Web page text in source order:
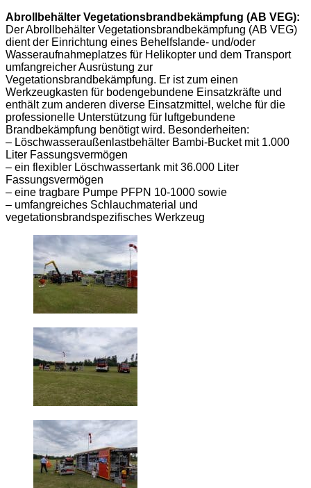
Abrollbehälter Vegetationsbrandbekämpfung (AB VEG):
Der Abrollbehälter Vegetationsbrandbekämpfung (AB VEG)
dient der Einrichtung eines Behelfslande- und/oder
Wasseraufnahmeplatzes für Helikopter und dem Transport
umfangreicher Ausrüstung zur
Vegetationsbrandbekämpfung. Er ist zum einen
Werkzeugkasten für bodengebundene Einsatzkräfte und
enthält zum anderen diverse Einsatzmittel, welche für die
professionelle Unterstützung für luftgebundene
Brandbekämpfung benötigt wird. Besonderheiten:
– Löschwasseraußenlastbehälter Bambi-Bucket mit 1.000
Liter Fassungsvermögen
– ein flexibler Löschwassertank mit 36.000 Liter
Fassungsvermögen
– eine tragbare Pumpe PFPN 10-1000 sowie
– umfangreiches Schlauchmaterial und
vegetationsbrandspezifisches Werkzeug